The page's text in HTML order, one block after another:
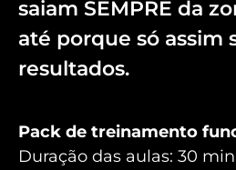
saiam SEMPRE da
até porque só assim
resultados.
Pack de treinamento
Duração das aulas: 30